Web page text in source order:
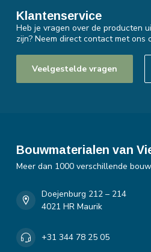
Klantenservice
Heb je vragen over de producten
zijn? Neem direct contact met
Veelgestelde vragen
Bouwmaterialen van
Meer dan 1000 verschillende
Doejenburg 212 – 214
4021 HR Maurik
+31 344 78 25 05